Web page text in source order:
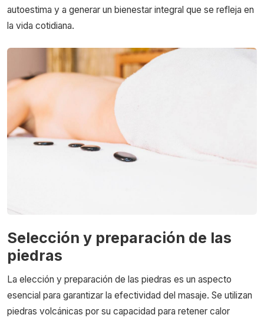
autoestima y a generar un bienestar integral que se refleja en
la vida cotidiana.
Selección y preparación de las
piedras
La elección y preparación de las piedras es un aspecto
esencial para garantizar la efectividad del masaje. Se utilizan
piedras volcánicas por su capacidad para retener calor